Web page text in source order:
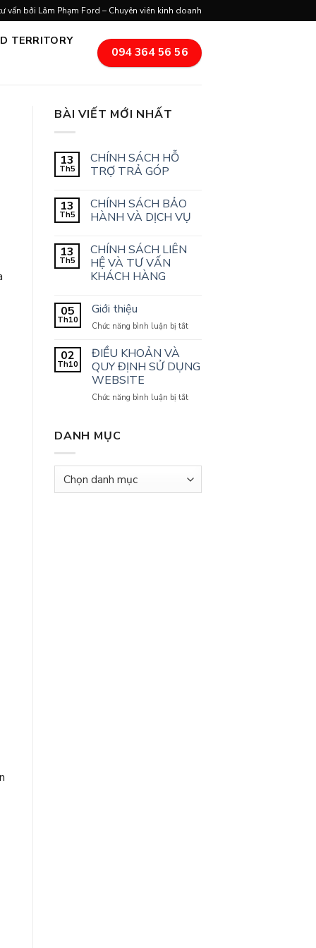
bởi Lâm Phạm Ford – Chuyên viên kinh doanh
TERRITORY
094 364 56 56
BÀI VIẾT MỚI NHẤT
13
Th5
CHÍNH SÁCH HỖ
TRỢ TRẢ GÓP
bình
luận
ở
SÁCH
HỖ
TRỢ
TRẢ
GÓP
13
Th5
CHÍNH SÁCH BẢO
HÀNH VÀ DỊCH VỤ
bình
luận
ở
CHÍNH
HÀNH
VÀ
DỊCH
VỤ
13
Th5
CHÍNH SÁCH LIÊN
HỆ VÀ TƯ VẤN
KHÁCH HÀNG
bình
ở
SÁCH
LIÊN
HỆ
VÀ
TƯ
VẤN
KHÁCH
05
Th10
Giới thiệu
Chức năng bình luận bị tắtở
02
Th10
ĐIỀU KHOẢN VÀ
QUY ĐỊNH SỬ DỤNG
WEBSITE
Chức năng bình luận bị tắtở
SỬ
DỤNG
WEBSITE
DANH MỤC
Danh
mục